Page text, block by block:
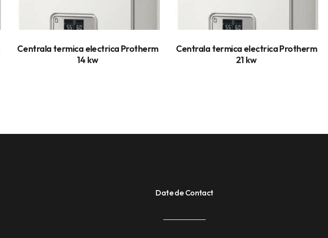
Centrala termica electrica Protherm
14 kw
Centrala termica electrica Protherm
21 kw
Date de Contact